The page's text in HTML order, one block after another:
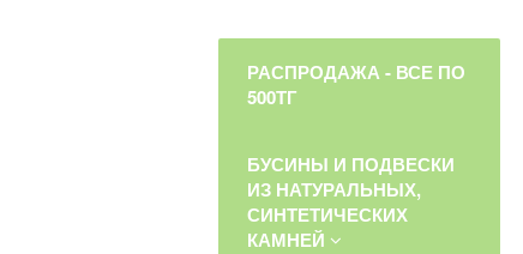
РАСПРОДАЖА - ВСЕ ПО
500ТГ
БУСИНЫ И ПОДВЕСКИ
ИЗ НАТУРАЛЬНЫХ,
СИНТЕТИЧЕСКИХ
КАМНЕЙ